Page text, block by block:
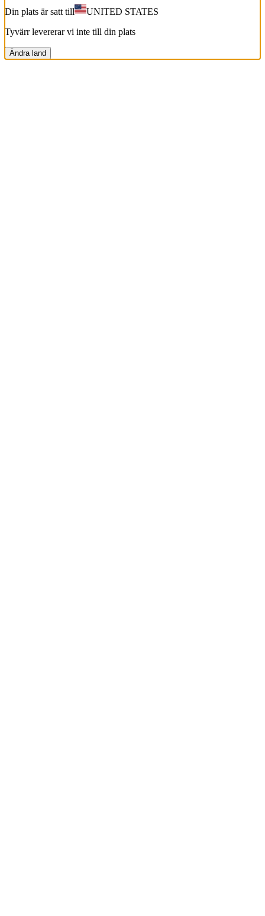
Din plats är satt till
UNITED STATES
Tyvärr levererar vi inte till din plats
Ändra land